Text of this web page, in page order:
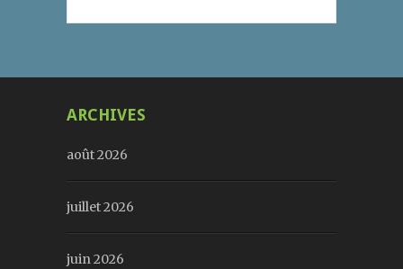
ARCHIVES
août 2026
juillet 2026
juin 2026